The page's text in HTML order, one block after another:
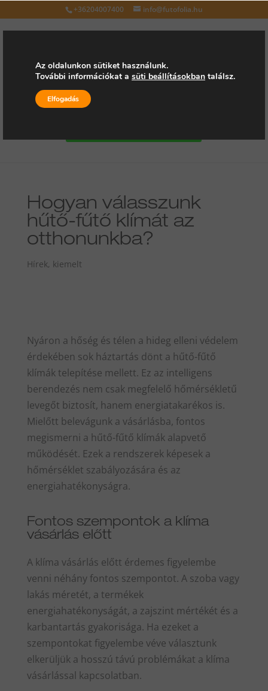
+36204007400 info@futofolia.hu
Válasszon oldalt
Hogyan válasszunk
hűtő-fűtő klímát az
otthonunkba?
Hírek, kiemelt
Nyáron a hőség és télen a hideg elleni védelem
érdekében sok háztartás dönt a hűtő-fűtő
klímák telepítése mellett. Ez az intelligens
berendezés nem csak megfelelő hőmérsékletű
levegőt biztosít, hanem energiatakarékos is.
Mielőtt belevágunk a vásárlásba, fontos
megismerni a hűtő-fűtő klímák alapvető
működését. Ezek a rendszerek képesek a
hőmérséklet szabályozására és az
energiahatékonyságra.
Fontos szempontok a klíma
vásárlás előtt
A klíma vásárlás előtt érdemes figyelembe
venni néhány fontos szempontot. A szoba vagy
lakás méretét, a termékek
energiahatékonyságát, a zajszint mértékét és a
karbantartás gyakorisága. Ha ezeket a
szempontokat figyelembe véve választunk
elkerüljük a hosszú távú problémákat a klíma
vásárlással kapcsolatban.
Az oldalunkon sütiket használunk.
További információkat a süti beállításokban találsz.
Elfogadás